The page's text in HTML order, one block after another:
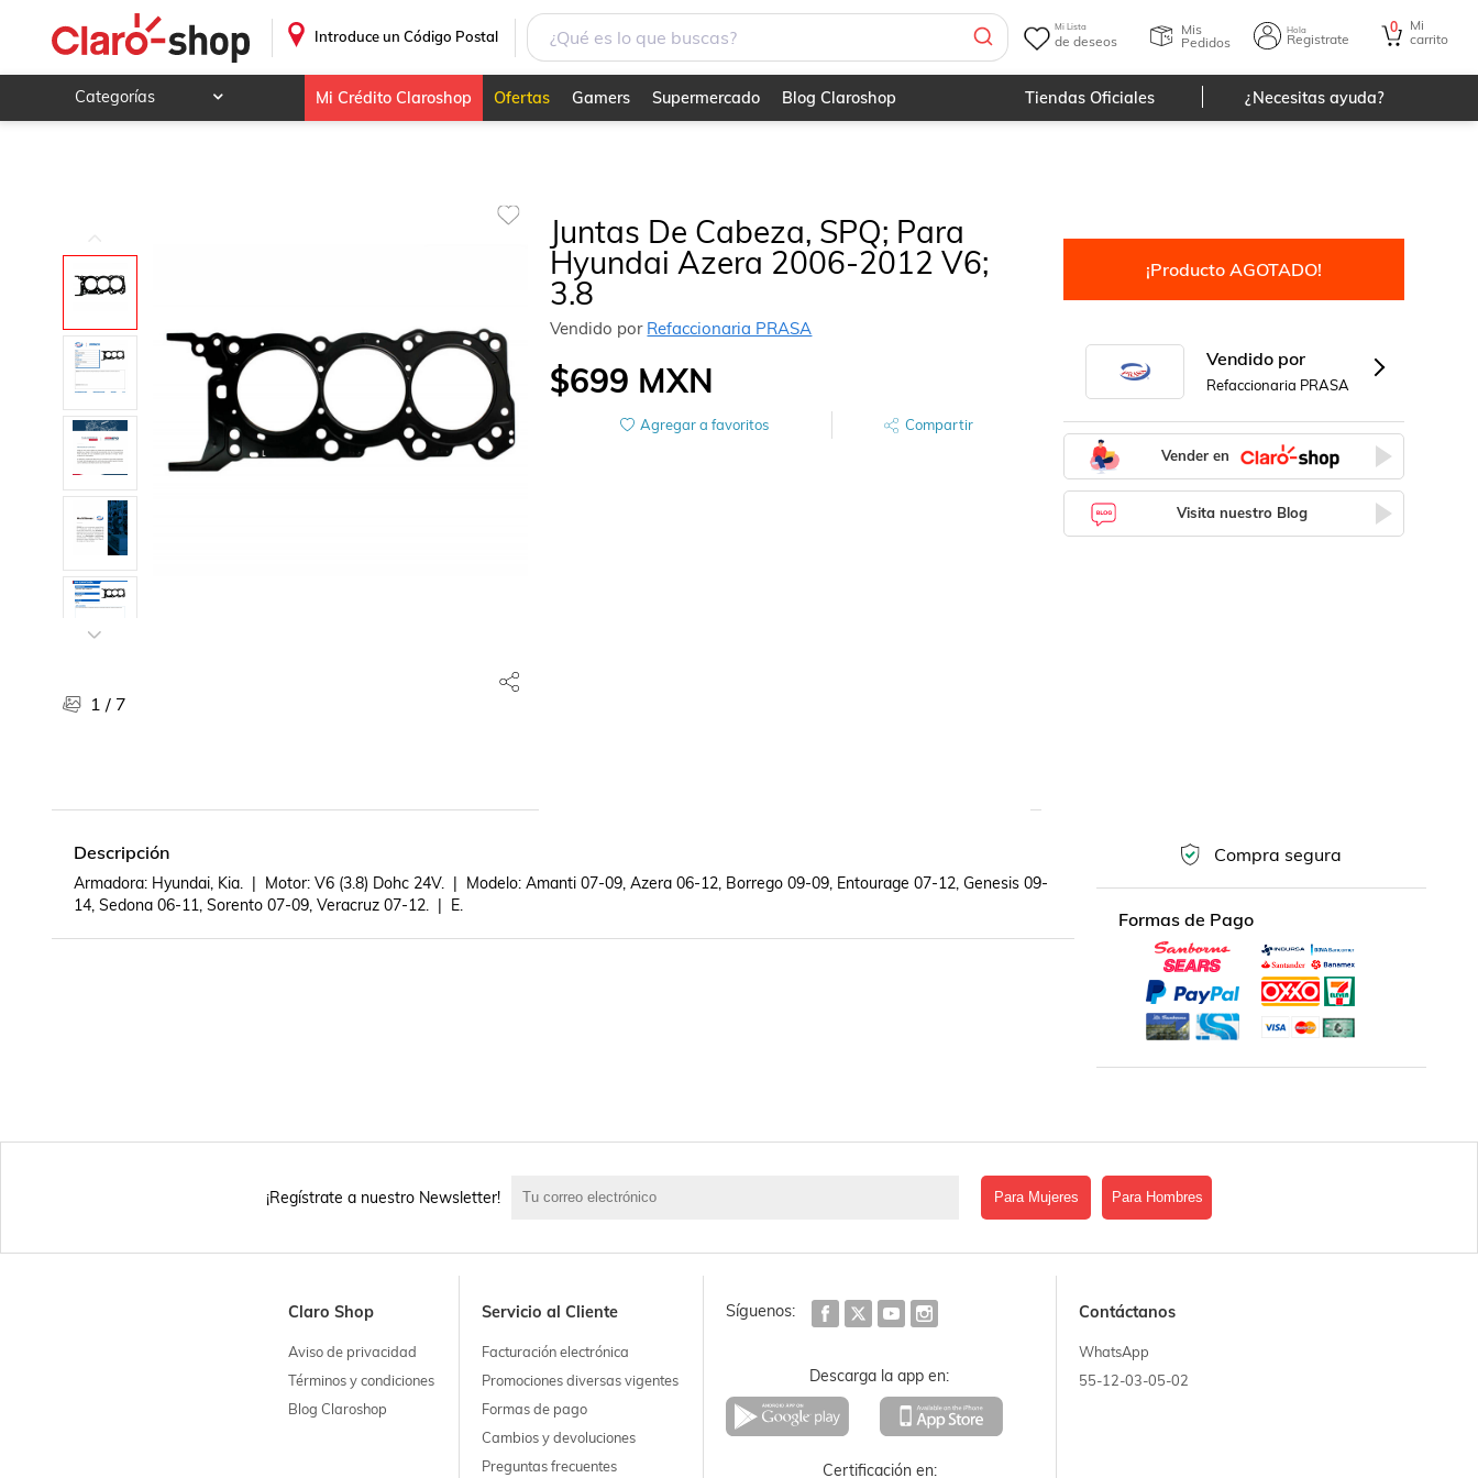
Introduce un Código Postal
Mi Lista
de deseos
Mis
Pedidos
Hola
Registrate
0
Mi
carrito
Categorías
Deportes y ocio
Animales y mascotas
Ropa, calzado y accesorios
Mamá y bebé
Salud, belleza y cuidado personal
Joyería y relojes
Juegos y juguetes
Libros, revistas y comics
Películas, series de tv y música
Bebidas
Mi Crédito Claroshop Ofertas Gamers Supermercado Blog Claroshop Tiendas Oficiales ¿Necesitas ayuda?
1 / 7
Juntas De Cabeza, SPQ; Para
Hyundai Azera 2006-2012 V6;
3.8
Vendido por Refaccionaria PRASA
$699 MXN
Agregar a favoritos Compartir
¡Producto AGOTADO!
Vendido por
Refaccionaria PRASA
Vender en
Visita nuestro Blog
Descripción
Armadora: Hyundai, Kia.  |  Motor: V6 (3.8) Dohc 24V.  |  Modelo: Amanti 07-09, Azera 06-12, Borrego 09-09, Entourage 07-12, Genesis 09-
14, Sedona 06-11, Sorento 07-09, Veracruz 07-12.  |  E.
Compra segura
Formas de Pago
¡Regístrate a nuestro Newsletter! Para Mujeres Para Hombres
Claro Shop
Aviso de privacidad
Términos y condiciones
Blog Claroshop
Servicio al Cliente
Facturación electrónica
Promociones diversas vigentes
Formas de pago
Cambios y devoluciones
Preguntas frecuentes
Síguenos:
Descarga la app en:
Certificación en:
Contáctanos
WhatsApp
55-12-03-05-02
Juntas De Cabeza, SPQ; Para Hyundai Azera 2006-2012 V6; 3.8